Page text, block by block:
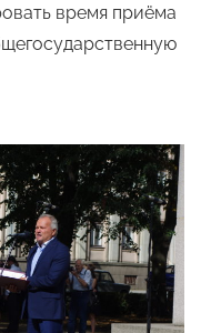
время приёма